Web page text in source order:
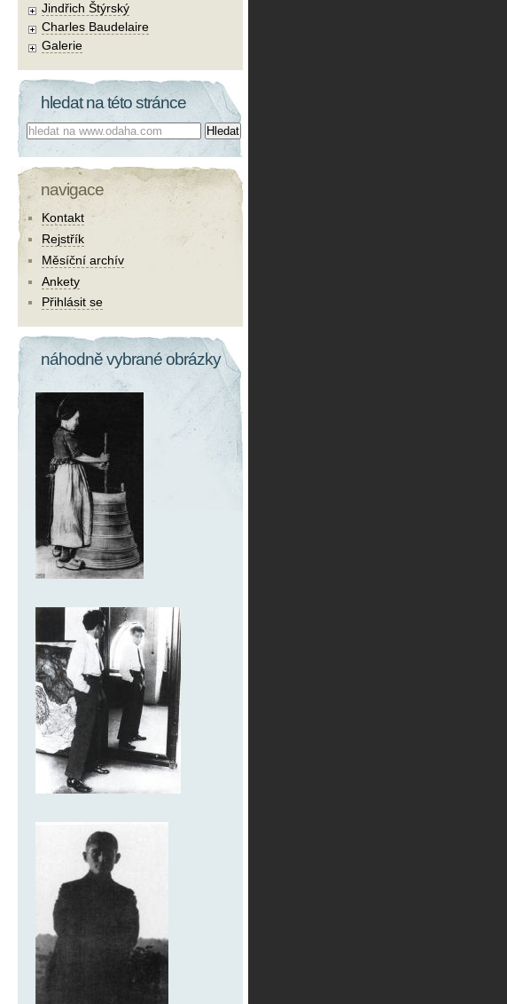
Jindřich Štýrský
Charles Baudelaire
Galerie
hledat na této stránce
Co hledat:
navigace
Kontakt
Rejstřík
Měsíční archív
Ankety
Přihlásit se
náhodně vybrané obrázky